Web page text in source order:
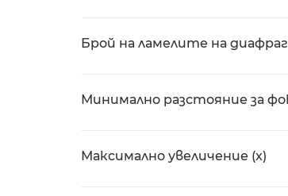
Брой на ламелите на
Минимално разстояние за
Максимално увеличение (x)